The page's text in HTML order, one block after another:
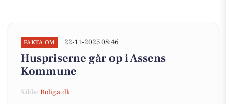
FAKTA OM 22-11-2025 08:46
Huspriserne går op i Assens
Kommune
Kilde: Boliga.dk